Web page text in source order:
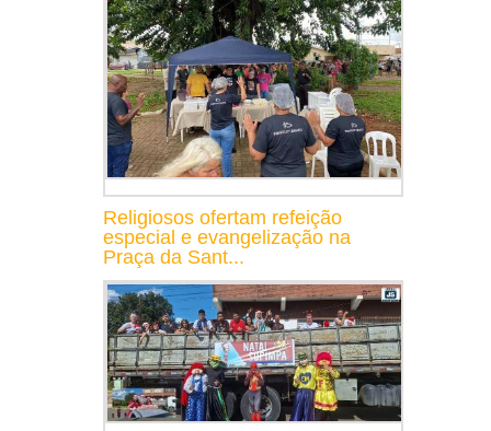
Religiosos ofertam refeição
especial e evangelização na
Praça da Sant...